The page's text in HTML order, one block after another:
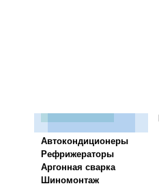
Автокондиционеры
Рефрижераторы
Аргонная сварка
Шиномонтаж